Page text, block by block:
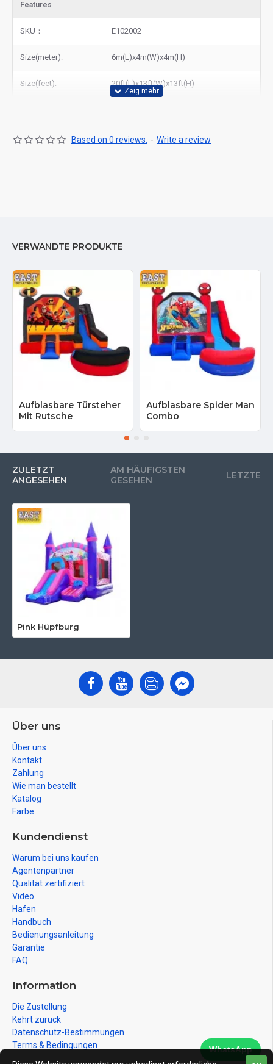
Features
SKU： E102002
Size(meter): 6m(L)x4m(W)x4m(H)
Size(feet): 20ft(L)x13ft(W)x13ft(H)
Based on 0 reviews. - Write a review
VERWANDTE PRODUKTE
Aufblasbare Türsteher
Mit Rutsche
Aufblasbare Spider Man
Combo
ZULETZT
ANGESEHEN
AM HÄUFIGSTEN
GESEHEN
LETZTE
Pink Hüpfburg
Über uns
Über uns
Kontakt
Zahlung
Wie man bestellt
Katalog
Farbe
Kundendienst
Warum bei uns kaufen
Agentenpartner
Qualität zertifiziert
Video
Hafen
Handbuch
Bedienungsanleitung
Garantie
FAQ
Information
Die Zustellung
Kehrt zurück
Datenschutz-Bestimmungen
Terms & Bedingungen
WhatsApp